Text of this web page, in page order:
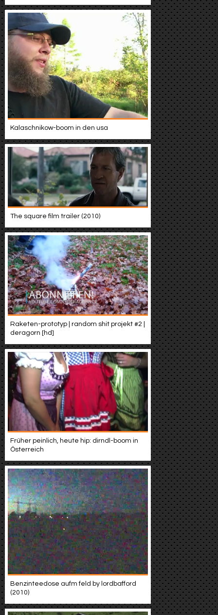
Kalaschnikow-boom in den usa
The square film trailer (2010)
Raketen-prototyp | random shit projekt #2 |
deragorn [hd]
Früher peinlich, heute hip: dirndl-boom in
Österreich
Benzinteedose aufm feld by lordbafford
(2010)